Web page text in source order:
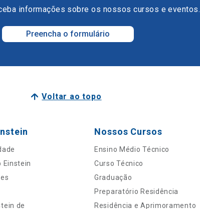
informações sobre os nossos cursos e eventos.
Preencha o formulário
Voltar ao topo
Einstein
de
Nossos Cursos
Ensino Médio Técnico
Curso Técnico
Graduação
Preparatório Residência
Residência e Aprimoramento